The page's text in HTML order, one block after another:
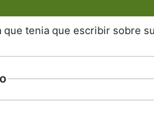
tenia que escribir sobre